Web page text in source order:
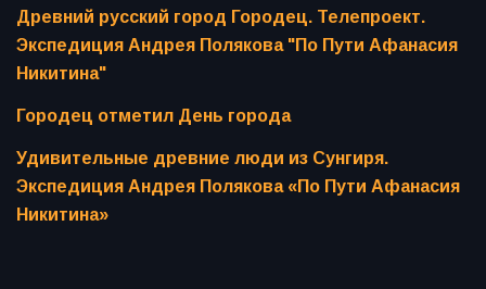
Древний русский город Городец. Телепроект.
Экспедиция Андрея Полякова "По Пути Афанасия
Никитина"
Городец отметил День города
Удивительные древние люди из Сунгиря.
Экспедиция Андрея Полякова «По Пути Афанасия
Никитина»